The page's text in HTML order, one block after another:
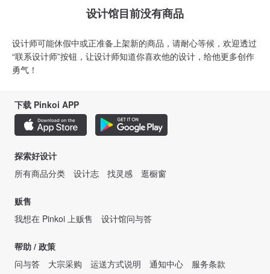
设计馆目前没有商品
设计师可能休假中或正准备上架新的商品，请耐心等候，欢迎透过
“联系设计师”按钮，让设计师知道你喜欢他的设计，给他更多创作
勇气！
下载 Pinkoi APP
探索好设计
所有商品分类
设计志 找灵感 逛橱窗
贩售
我想在 Pinkoi 上贩售
设计馆问与答
帮助 / 政策
问与答
大宗采购 运送方式说明 通知中心
服务条款